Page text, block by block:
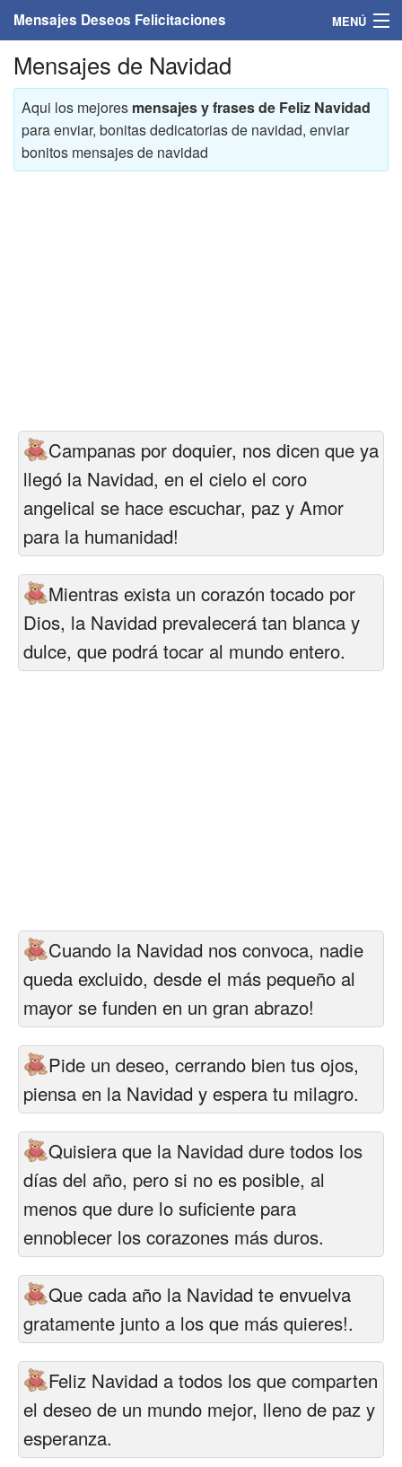
Mensajes Deseos Felicitaciones MENÚ
Home
Mensajes
Felicitaciones
Felicitaciones musicales
Entrar
Mensajes de Navidad
Aqui los mejores mensajes y frases de Feliz Navidad
para enviar, bonitas dedicatorias de navidad, enviar
bonitos mensajes de navidad
Campanas por doquier, nos dicen que ya
llegó la Navidad, en el cielo el coro
angelical se hace escuchar, paz y Amor
para la humanidad!
Mientras exista un corazón tocado por
Dios, la Navidad prevalecerá tan blanca y
dulce, que podrá tocar al mundo entero.
Cuando la Navidad nos convoca, nadie
queda excluido, desde el más pequeño al
mayor se funden en un gran abrazo!
Pide un deseo, cerrando bien tus ojos,
piensa en la Navidad y espera tu milagro.
Quisiera que la Navidad dure todos los
días del año, pero si no es posible, al
menos que dure lo suficiente para
ennoblecer los corazones más duros.
Que cada año la Navidad te envuelva
gratamente junto a los que más quieres!.
Feliz Navidad a todos los que comparten
el deseo de un mundo mejor, lleno de paz y
esperanza.